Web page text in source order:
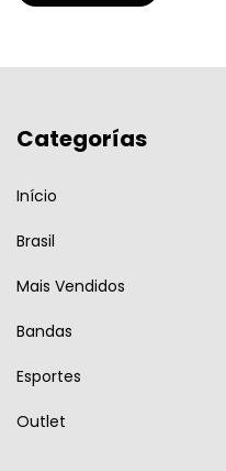
Categorías
Início
Brasil
Mais Vendidos
Bandas
Esportes
Outlet